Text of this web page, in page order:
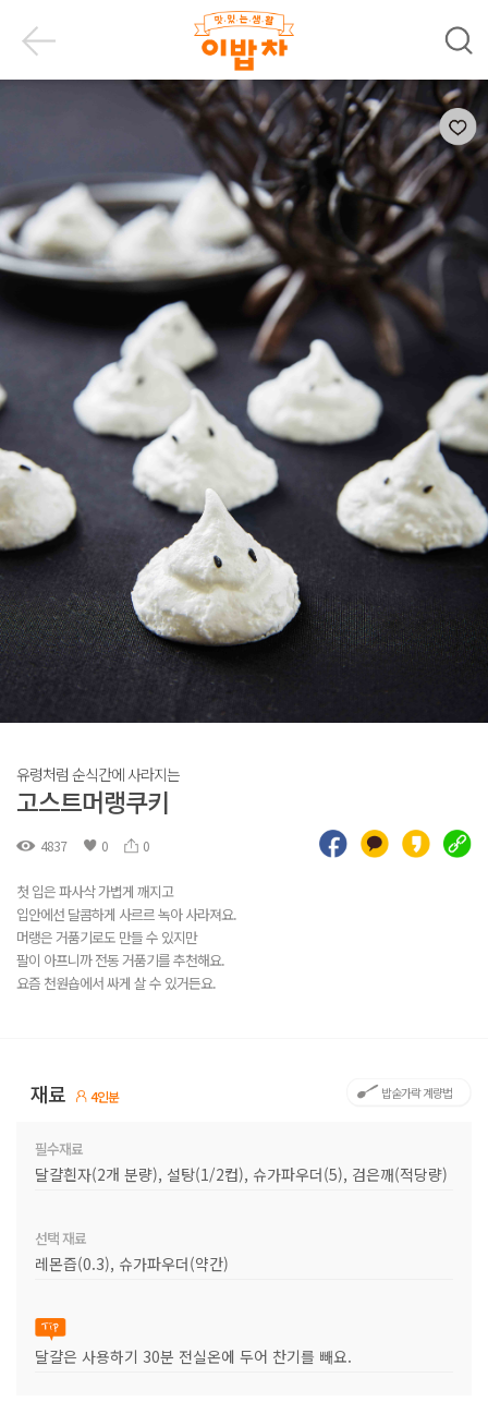
유령처럼 순식간에 사라지는
고스트머랭쿠키
4837 0 0
첫 입은 파사삭 가볍게 깨지고
입안에선 달콤하게 사르르 녹아 사라져요.
머랭은 거품기로도 만들 수 있지만
팔이 아프니까 전동 거품기를 추천해요.
요즘 천원숍에서 싸게 살 수 있거든요.
재료 4인분 밥숟가락 계량법
필수재료
달걀흰자(2개 분량), 설탕(1/2컵), 슈가파우더(5), 검은깨(적당량)
선택 재료
레몬즙(0.3), 슈가파우더(약간)
달걀은 사용하기 30분 전실온에 두어 찬기를 빼요.